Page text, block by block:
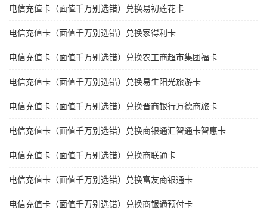
电信充值卡（面值千万别选错）兑换易初莲花卡
电信充值卡（面值千万别选错）兑换家得利卡
电信充值卡（面值千万别选错）兑换农工商超市集团福卡
电信充值卡（面值千万别选错）兑换易生阳光旅游卡
电信充值卡（面值千万别选错）兑换晋商银行万德商旅卡
电信充值卡（面值千万别选错）兑换商银通汇智通卡智惠卡
电信充值卡（面值千万别选错）兑换商联通卡
电信充值卡（面值千万别选错）兑换富友商银通卡
电信充值卡（面值千万别选错）兑换商银通预付卡